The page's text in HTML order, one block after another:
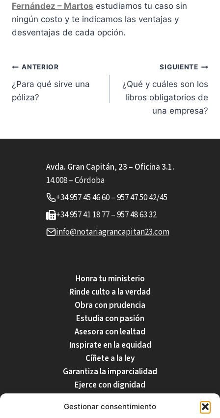
Gestionar consentimiento
Fernández – Martos estudiamos tu caso sin
ningún costo y te indicamos las ventajas y
desventajas de cada opción.
Navegación
de
ANTERIOR
¿Para qué sirve una
póliza?
SIGUIENTE
¿Qué y cuáles son los
libros obligatorios de
una empresa?
Avda. Gran Capitán, 23 – Oficina 3.1.
14.008 – Córdoba
+34 957 45 46 60 – 957 47 50 42/45
+34 957 41 18 77 – 957 48 63 32
info@notariagrancapitan23.com
Honra tu ministerio
Rinde culto a la verdad
Obra con prudencia
Estudia con pasión
Asesora con lealtad
Inspirate en la equidad
Cíñete a la ley
Garantiza la imparcialidad
Ejerce con dignidad